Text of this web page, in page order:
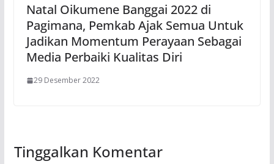
Natal Oikumene Banggai 2022 di
Pagimana, Pemkab Ajak Semua Untuk
Jadikan Momentum Perayaan Sebagai
Media Perbaiki Kualitas Diri
29 Desember 2022
Tinggalkan Komentar